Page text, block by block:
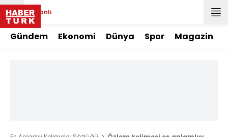
Canlı
Gündem Ekonomi Dünya Spor Magazin